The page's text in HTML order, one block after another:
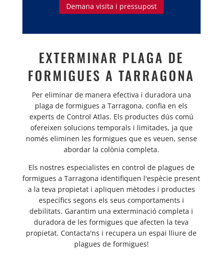
Demana visita i pressupost
EXTERMINAR PLAGA DE
FORMIGUES A TARRAGONA
Per eliminar de manera efectiva i duradora una
plaga de formigues a Tarragona, confia en els
experts de Control Atlas. Els productes dús comú
ofereixen solucions temporals i limitades, ja que
només eliminen les formigues que es veuen, sense
abordar la colònia completa.
Els nostres especialistes en control de plagues de
formigues a Tarragona identifiquen l'espècie present
a la teva propietat i apliquen mètodes i productes
específics segons els seus comportaments i
debilitats. Garantim una exterminació completa i
duradora de les formigues que afecten la teva
propietat. Contacta'ns i recupera un espai lliure de
plagues de formigues!